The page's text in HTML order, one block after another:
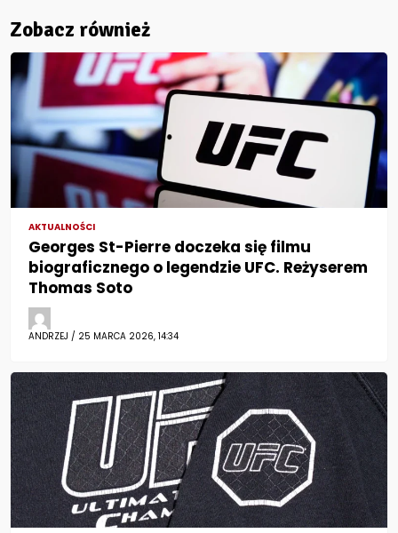
Zobacz również
AKTUALNOŚCI
Georges St-Pierre doczeka się filmu
biograficznego o legendzie UFC. Reżyserem
Thomas Soto
ANDRZEJ / 25 MARCA 2026, 14:34